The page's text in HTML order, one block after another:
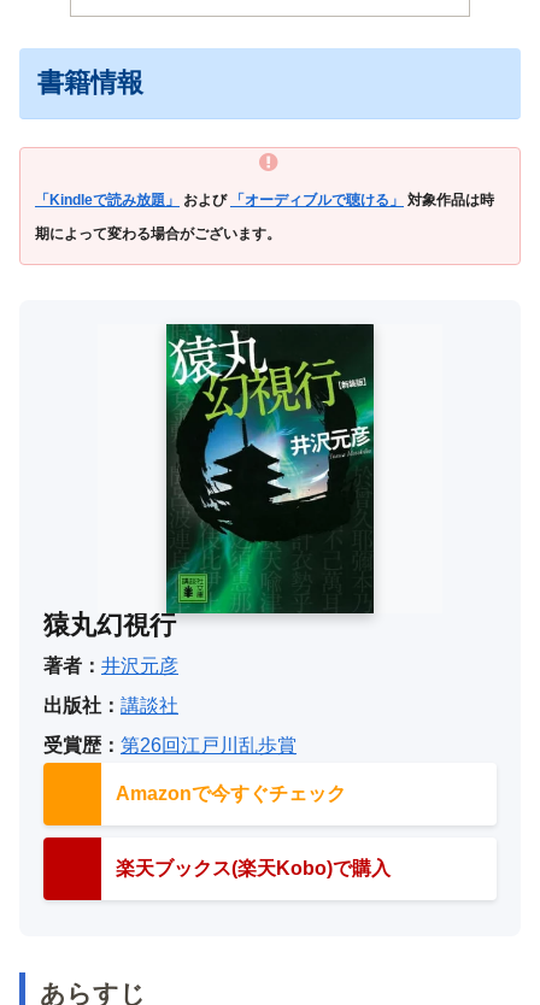
書籍情報
「Kindleで読み放題」 および 「オーディブルで聴ける」
対象作品は時
期によって変わる場合がございます。
猿丸幻視行
著者： 井沢元彦
出版社： 講談社
受賞歴： 第26回江戸川乱歩賞
Amazonで今すぐチェック
楽天ブックス(楽天Kobo)で購入
あらすじ